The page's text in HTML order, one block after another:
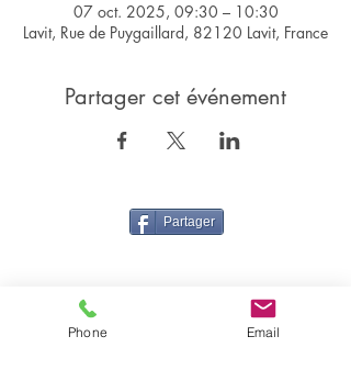
07 oct. 2025, 09:30 – 10:30
Lavit, Rue de Puygaillard, 82120 Lavit, France
Partager cet événement
Partager
Phone Email